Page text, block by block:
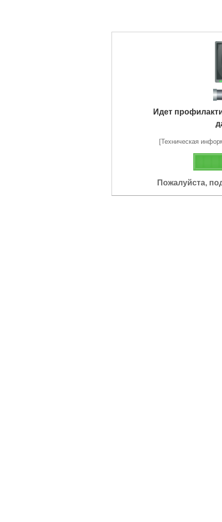
Идет
[Техническая
Пожалуйста,